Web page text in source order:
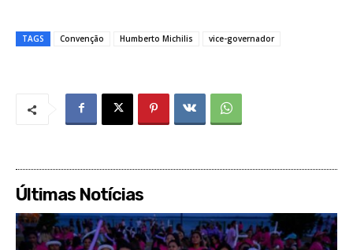
TAGS Convenção Humberto Michilis vice-governador
Últimas Notícias